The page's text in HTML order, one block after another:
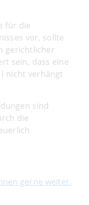
für die
vor, sollte
gerichtlicher
sein, dass eine
I nicht verhängt
sind
die
gerne weiter.